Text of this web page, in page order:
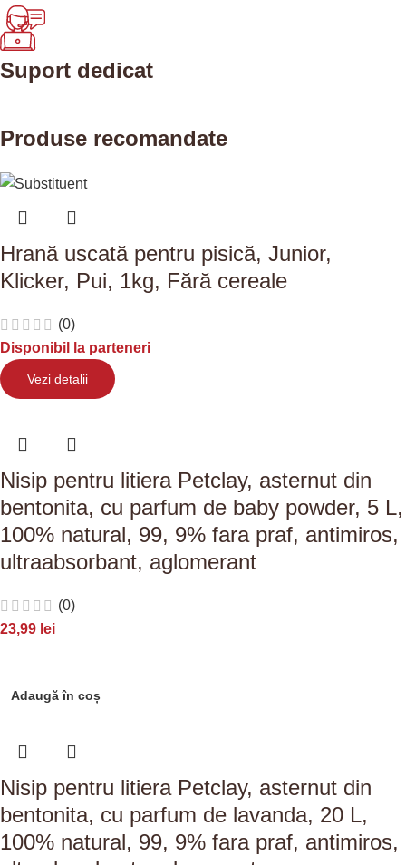
Suport dedicat
Produse recomandate
Hrană uscată pentru pisică, Junior,
Klicker, Pui, 1kg, Fără cereale
(0)
Disponibil la parteneri
Vezi detalii
Nisip pentru litiera Petclay, asternut din
bentonita, cu parfum de baby powder, 5 L,
100% natural, 99, 9% fara praf, antimiros,
ultraabsorbant, aglomerant
(0)
23,99 lei
Adaugă în coș
Nisip pentru litiera Petclay, asternut din
bentonita, cu parfum de lavanda, 20 L,
100% natural, 99, 9% fara praf, antimiros,